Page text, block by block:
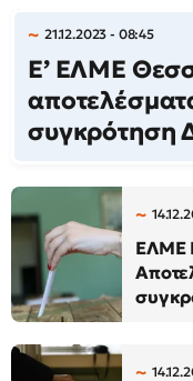
21.12.2023 - 08:45
Ε’ ΕΛΜΕ
συγκρότηση
ΕΛΜΕ